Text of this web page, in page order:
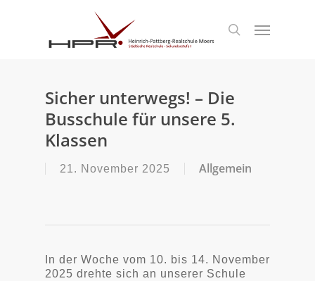
search
Menu
Sicher unterwegs! – Die
Busschule für unsere 5.
Klassen
21. November 2025 Allgemein
In der Woche vom 10. bis 14. November
2025 drehte sich an unserer Schule